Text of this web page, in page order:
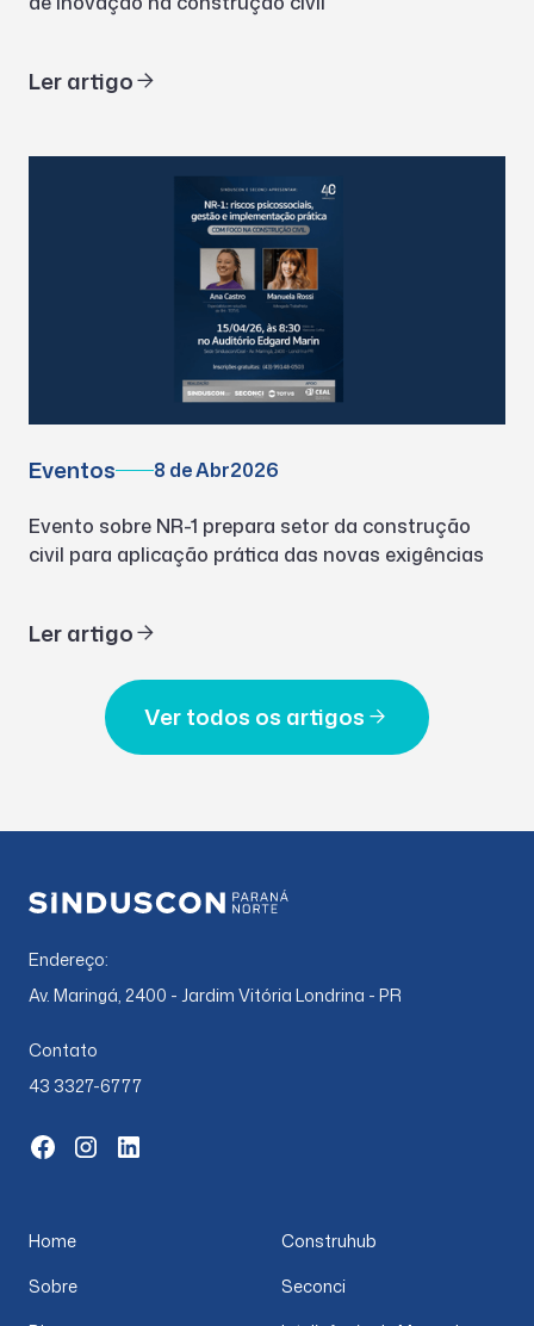
Ler artigo
Eventos 8 de Abr2026
Evento sobre NR-1 prepara setor da construção
civil para aplicação prática das novas exigências
Ler artigo
Ver todos os artigos
Endereço:
Av. Maringá, 2400 - Jardim Vitória Londrina - PR
Contato
43 3327-6777
Home
Sobre
Construhub
Seconci